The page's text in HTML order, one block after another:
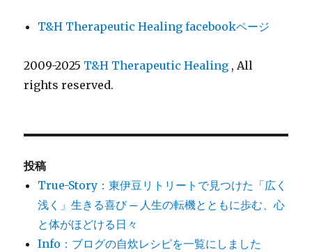
T&H Therapeutic Healing facebookページ
2009-2025 T&H Therapeutic Healing , All
rights reserved.
投稿
True-Story：東伊豆リトリートで見つけた「広く
浅く」生きる喜び ─ 人生の転機とともに歩む、心
と体がほどける日々
Info：ブログの自炊レシピを一覧にしました